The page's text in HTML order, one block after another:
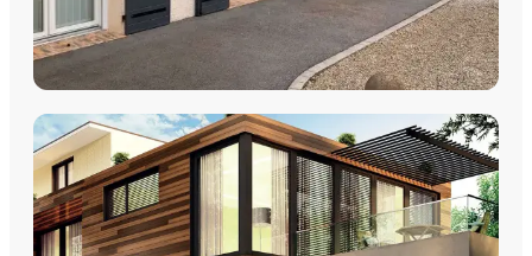
VOLETS
Volets Roulants Volets Coulissants Volets Battants
Découvrez nos volets roulants, coulissants et battants avec
pose par les équipes Plein Jour Habitat.